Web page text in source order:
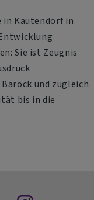
Kautendorf in
Sie ist Zeugnis
und zugleich
bis in die